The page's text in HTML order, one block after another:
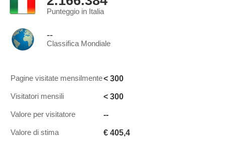
Punteggio in Italia
--
Classifica Mondiale
Pagine visitate mensilmente< 300
Visitatori mensili < 300
Valore per visitatore --
Valore di stima € 405,4